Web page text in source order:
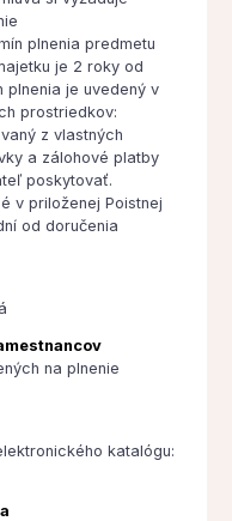
plnenia predmetu
je 2 roky od
plnenia je uvedený v
prostriedkov:
z vlastných
a zálohové platby
poskytovať.
v priloženej Poistnej
od doručenia
na plnenie
katalógu: